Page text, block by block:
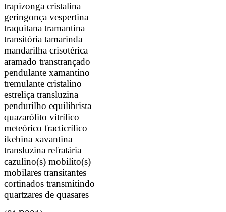
trapizonga cristalina
geringonça vespertina
traquitana tramantina
transitória tamarinda
mandarilha crisotérica
aramado transtrançado
pendulante xamantino
tremulante cristalino
estreliça transluzina
pendurilho equilibrista
quazarólito vitrílico
meteórico fracticrílico
ikebina xavantina
transluzina refratária
cazulino(s) mobilito(s)
mobilares transitantes
cortinados transmitindo
quartzares de quasares